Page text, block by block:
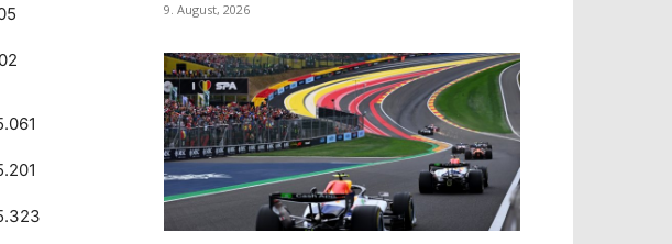
9. August, 2026